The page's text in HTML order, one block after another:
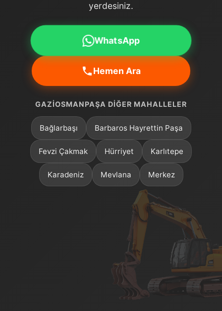
yerdesiniz.
WhatsApp
Hemen Ara
GAZIOSMANPAŞA DIĞER MAHALLELER
Bağlarbaşı Barbaros Hayrettin Paşa
Fevzi Çakmak Hürriyet Karlıtepe
Karadeniz Mevlana Merkez